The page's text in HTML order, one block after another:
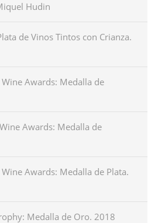
Hudin
de Vinos Tintos con Crianza.
Awards: Medalla de
Awards: Medalla de
Awards: Medalla de Plata.
Medalla de Oro. 2018